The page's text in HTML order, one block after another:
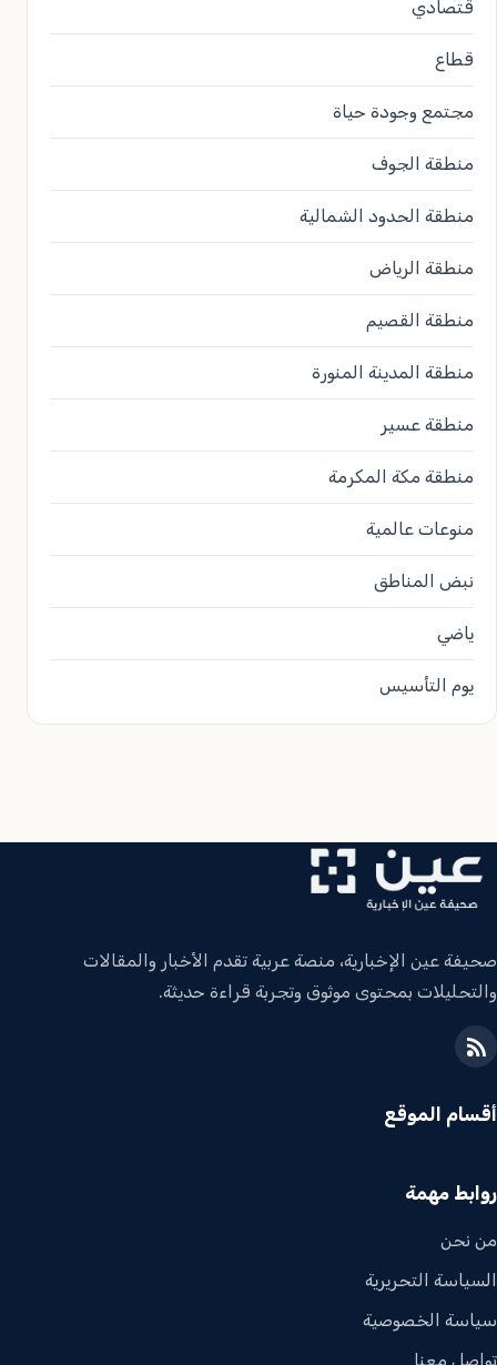
قتصادي
قطاع
مجتمع وجودة حياة
منطقة الجوف
منطقة الحدود الشمالية
منطقة الرياض
منطقة القصيم
منطقة المدينة المنورة
منطقة عسير
منطقة مكة المكرمة
منوعات عالمية
نبض المناطق
ياضي
يوم التأسيس
صحيفة عين الإخبارية، منصة عربية تقدم الأخبار والمقالات
والتحليلات بمحتوى موثوق وتجربة قراءة حديثة.
أقسام الموقع
روابط مهمة
من نحن
السياسة التحريرية
سياسة الخصوصية
تواصل معنا